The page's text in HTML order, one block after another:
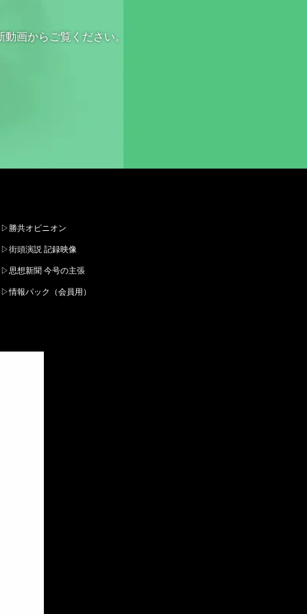
画からご覧ください。
▷勝共オピニオン
▷街頭演説 記録映像
▷思想新聞 今号の主張
▷情報パック（会員用）